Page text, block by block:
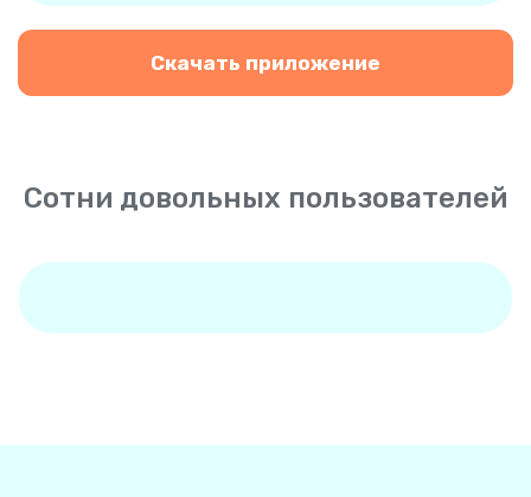
Скачать приложение
Сотни довольных пользователей